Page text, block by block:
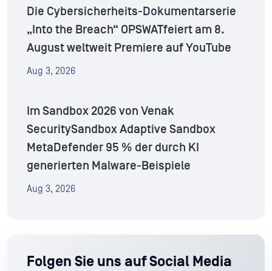
Die Cybersicherheits-Dokumentarserie
„Into the Breach“ OPSWATfeiert am 8.
August weltweit Premiere auf YouTube
Aug 3, 2026
Im Sandbox 2026 von Venak
SecuritySandbox Adaptive Sandbox
MetaDefender 95 % der durch KI
generierten Malware-Beispiele
Aug 3, 2026
Folgen Sie uns auf Social Media